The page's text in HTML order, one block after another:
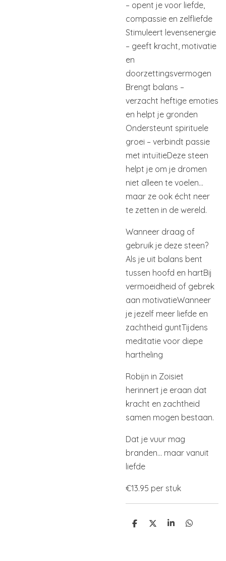
– opent je voor liefde,
compassie en zelfliefde
Stimuleert levensenergie
– geeft kracht, motivatie
en
doorzettingsvermogen
Brengt balans –
verzacht heftige emoties
en helpt je gronden
Ondersteunt spirituele
groei – verbindt passie
met intuïtieDeze steen
helpt je om je dromen
niet alleen te voelen…
maar ze ook écht neer
te zetten in de wereld.
Wanneer draag of
gebruik je deze steen?
Als je uit balans bent
tussen hoofd en hartBij
vermoeidheid of gebrek
aan motivatieWanneer
je jezelf meer liefde en
zachtheid guntTijdens
meditatie voor diepe
hartheling
Robijn in Zoisiet
herinnert je eraan dat
kracht en zachtheid
samen mogen bestaan.
Dat je vuur mag
branden… maar vanuit
liefde
€13.95 per stuk
D
D
S
D